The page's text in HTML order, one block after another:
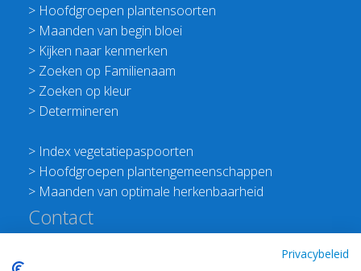
> Hoofdgroepen plantensoorten
> Maanden van begin bloei
> Kijken naar kenmerken
> Zoeken op Familienaam
> Zoeken op kleur
> Determineren
> Index vegetatiepaspoorten
> Hoofdgroepen plantengemeenschappen
> Maanden van optimale herkenbaarheid
Contact
Privacybeleid